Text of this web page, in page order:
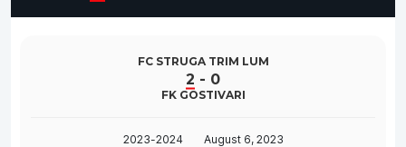
FC STRUGA TRIM LUM
2 - 0
FK GOSTIVARI
2023-2024
August 6, 2023